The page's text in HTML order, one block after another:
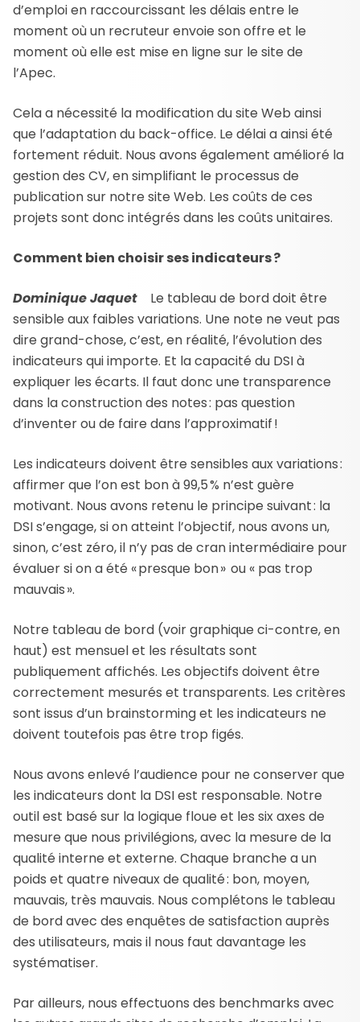
d’emploi en raccourcissant les délais entre le
moment où un recruteur envoie son offre et le
moment où elle est mise en ligne sur le site de
l’Apec.
Cela a nécessité la modification du site Web ainsi
que l’adaptation du back-office. Le délai a ainsi été
fortement réduit. Nous avons également amélioré la
gestion des CV, en simplifiant le processus de
publication sur notre site Web. Les coûts de ces
projets sont donc intégrés dans les coûts unitaires.
Comment bien choisir ses indicateurs ?
Dominique Jaquet Le tableau de bord doit être
sensible aux faibles variations. Une note ne veut pas
dire grand-chose, c’est, en réalité, l’évolution des
indicateurs qui importe. Et la capacité du DSI à
expliquer les écarts. Il faut donc une transparence
dans la construction des notes : pas question
d’inventer ou de faire dans l’approximatif !
Les indicateurs doivent être sensibles aux variations :
affirmer que l’on est bon à 99,5 % n’est guère
motivant. Nous avons retenu le principe suivant : la
DSI s’engage, si on atteint l’objectif, nous avons un,
sinon, c’est zéro, il n’y pas de cran intermédiaire pour
évaluer si on a été « presque bon » ou « pas trop
mauvais ».
Notre tableau de bord (voir graphique ci-contre, en
haut) est mensuel et les résultats sont
publiquement affichés. Les objectifs doivent être
correctement mesurés et transparents. Les critères
sont issus d’un brainstorming et les indicateurs ne
doivent toutefois pas être trop figés.
Nous avons enlevé l’audience pour ne conserver que
les indicateurs dont la DSI est responsable. Notre
outil est basé sur la logique floue et les six axes de
mesure que nous privilégions, avec la mesure de la
qualité interne et externe. Chaque branche a un
poids et quatre niveaux de qualité : bon, moyen,
mauvais, très mauvais. Nous complétons le tableau
de bord avec des enquêtes de satisfaction auprès
des utilisateurs, mais il nous faut davantage les
systématiser.
Par ailleurs, nous effectuons des benchmarks avec